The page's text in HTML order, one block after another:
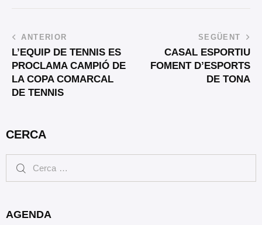
ANTERIOR
L’EQUIP DE TENNIS ES
PROCLAMA CAMPIÓ DE
LA COPA COMARCAL
DE TENNIS
SEGÜENT
CASAL ESPORTIU
FOMENT D’ESPORTS
DE TONA
CERCA
AGENDA